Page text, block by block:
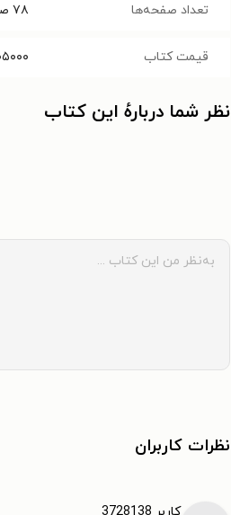
تعداد صفحه‌ها ۷۸
قیمت کتاب
نظر شما دربارهٔ این کتاب
نظرات کاربران
کاربر 3728138